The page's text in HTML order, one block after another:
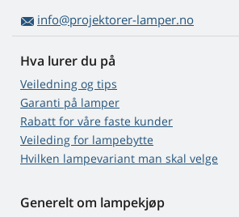
info@projektorer-lamper.no
Hva lurer du på
Veiledning og tips
Garanti på lamper
Rabatt for våre faste kunder
Veileding for lampebytte
Hvilken lampevariant man skal velge
Generelt om lampekjøp